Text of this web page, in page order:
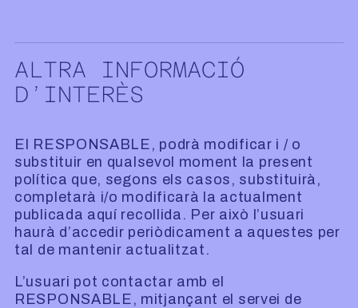
ALTRA INFORMACIÓ
D’INTERÈS
El RESPONSABLE, podrà modificar i / o
substituir en qualsevol moment la present
política que, segons els casos, substituirà,
completarà i/o modificarà la actualment
publicada aquí recollida. Per això l’usuari
haurà d’accedir periòdicament a aquestes per
tal de mantenir actualitzat.
L’usuari pot contactar amb el
RESPONSABLE, mitjançant el servei de